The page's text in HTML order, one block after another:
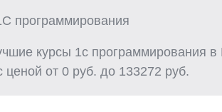
программирования
курсы 1с программирования в
ценой от 0 руб. до 133272 руб.